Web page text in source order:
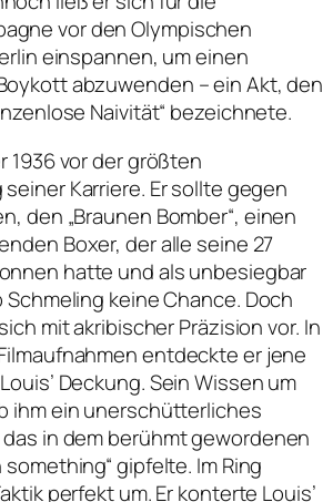
vor den Olympischen
einspannen, um einen
abzuwenden – ein Akt, den
Naivität“ bezeichnete.
1936 vor der größten
Karriere. Er sollte gegen
den „Braunen Bomber“, einen
Boxer, der alle seine 27
hatte und als unbesiegbar
Schmeling keine Chance. Doch
mit akribischer Präzision vor. In
entdeckte er jene
Deckung. Sein Wissen um
ihm ein unerschütterliches
in dem berühmt gewordenen
something“ gipfelte. Im Ring
perfekt um. Er konterte Louis’